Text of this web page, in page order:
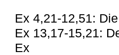
Ex 4,21-12,51:
Ex 13,17-15,21:
Ex